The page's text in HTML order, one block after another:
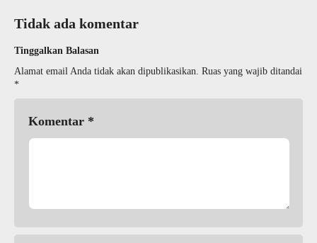
Tidak ada komentar
Tinggalkan Balasan
Alamat email Anda tidak akan dipublikasikan. Ruas yang wajib ditandai
*
Komentar *